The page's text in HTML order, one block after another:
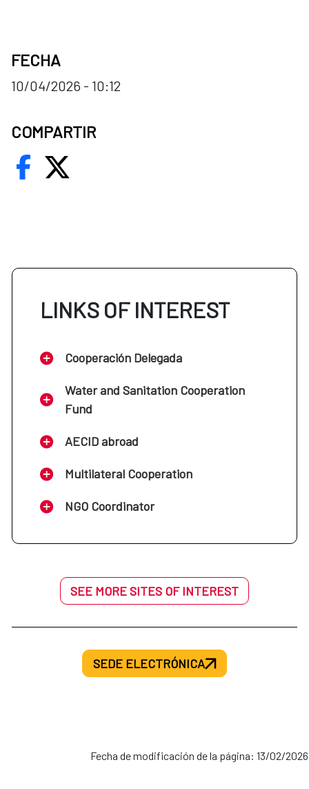
FECHA
10/04/2026 - 10:12
COMPARTIR
LINKS OF INTEREST
Cooperación Delegada
Water and Sanitation Cooperation
Fund
AECID abroad
Multilateral Cooperation
NGO Coordinator
SEE MORE SITES OF INTEREST
SEDE ELECTRÓNICA
Fecha de modificación de la página: 13/02/2026